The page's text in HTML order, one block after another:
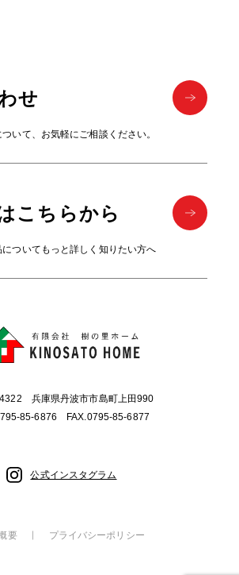
せ
いて、お気軽にご相談ください。
こちらから
ついてもっと詳しく知りたい方へ
兵庫県丹波市市島町上田990
85-6876 FAX.0795-85-6877
公式インスタグラム
要 プライバシーポリシー